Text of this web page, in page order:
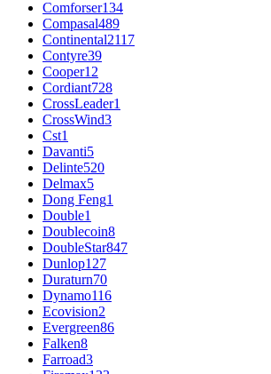
Comforser134
Compasal489
Continental2117
Contyre39
Cooper12
Cordiant728
CrossLeader1
CrossWind3
Cst1
Davanti5
Delinte520
Delmax5
Dong Feng1
Double1
Doublecoin8
DoubleStar847
Dunlop127
Duraturn70
Dynamo116
Ecovision2
Evergreen86
Falken8
Farroad3